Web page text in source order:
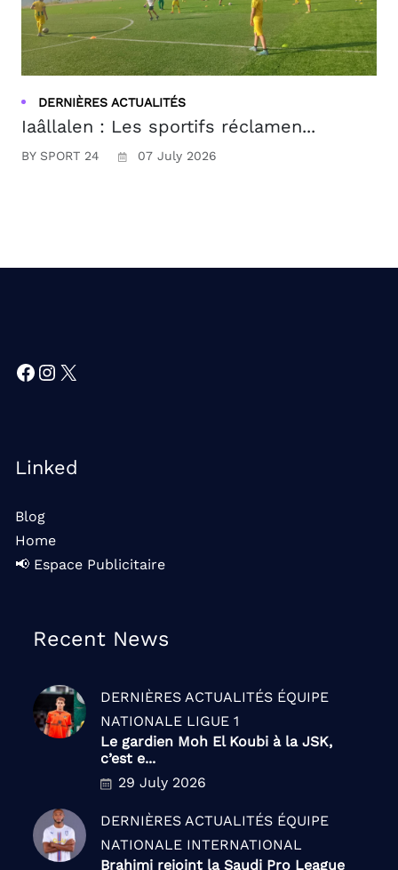
DERNIÈRES ACTUALITÉS
Iaâllalen : Les sportifs réclamen...
BY SPORT 24 07 July 2026
Facebook
Instagram
X
Linked
Blog
Home
📢 Espace Publicitaire
Recent News
DERNIÈRES ACTUALITÉS ÉQUIPE
NATIONALE LIGUE 1
Le gardien Moh El Koubi à la JSK,
c’est e...
29 July 2026
DERNIÈRES ACTUALITÉS ÉQUIPE
NATIONALE INTERNATIONAL
Brahimi rejoint la Saudi Pro League